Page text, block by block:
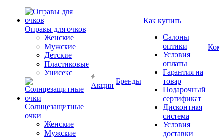
Оправы для очков
Женские
Мужские
Детские
Пластиковые
Унисекс
Солнцезащитные
очки
Женские
Мужские
Акции
Бренды
Как купить
Салоны
оптики
Условия
оплаты
Гарантия на
товар
Подарочный
сертификат
Дисконтная
система
Условия
доставки